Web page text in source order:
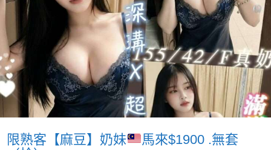
限熟客【麻豆】奶妹
馬來$1900 .無套